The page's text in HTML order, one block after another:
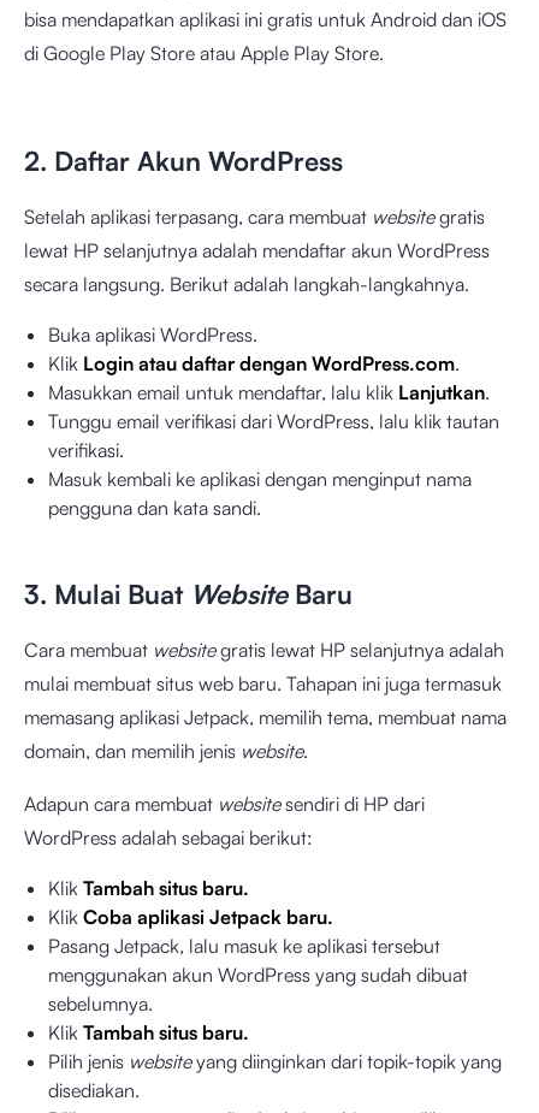
bisa mendapatkan aplikasi ini gratis untuk Android dan iOS
di Google Play Store atau Apple Play Store.
2. Daftar Akun WordPress
Setelah aplikasi terpasang, cara membuat websitegratis
lewat HP selanjutnya adalah mendaftar akun WordPress
secara langsung. Berikut adalah langkah-langkahnya.
Buka aplikasi WordPress.
Klik Login atau daftar dengan WordPress.com.
Masukkan email untuk mendaftar, lalu klik Lanjutkan.
Tunggu email verifikasi dari WordPress, lalu klik tautan
verifikasi.
Masuk kembali ke aplikasi dengan menginput nama
pengguna dan kata sandi.
3. Mulai Buat Website Baru
Cara membuat websitegratis lewat HP selanjutnya adalah
mulai membuat situs web baru. Tahapan ini juga termasuk
memasang aplikasi Jetpack, memilih tema, membuat nama
domain, dan memilih jenis website.
Adapun cara membuat websitesendiri di HP dari
WordPress adalah sebagai berikut:
Klik Tambah situs baru.
Klik Coba aplikasi Jetpack baru.
Pasang Jetpack, lalu masuk ke aplikasi tersebut
menggunakan akun WordPress yang sudah dibuat
sebelumnya.
Klik Tambah situs baru.
Pilih jenis websiteyang diinginkan dari topik-topik yang
disediakan.